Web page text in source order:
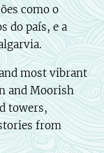
como o
do país, e a
most vibrant
and Moorish
towers,
from